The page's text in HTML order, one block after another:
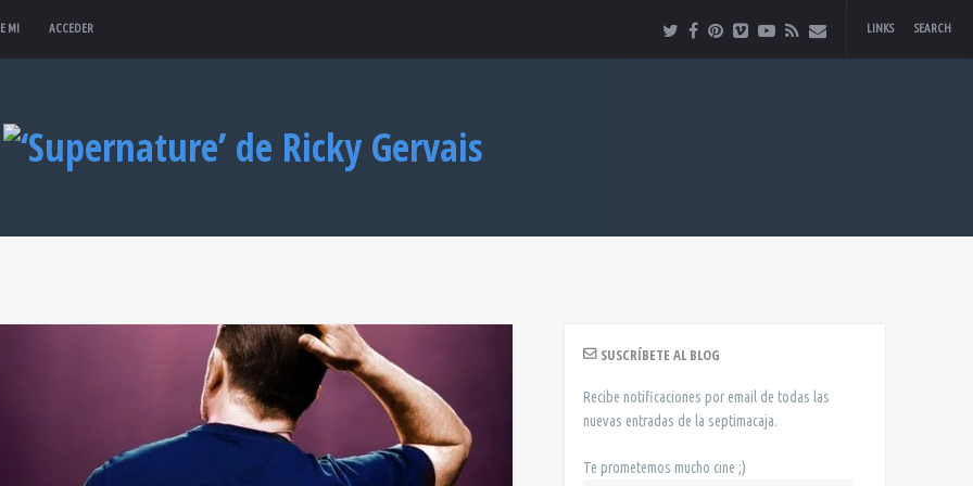
MI ACCEDER LINKS SEARCH
SUSCRÍBETE AL BLOG
Recibe notificaciones por email de todas las
nuevas entradas de la septimacaja.
Te prometemos mucho cine ;)